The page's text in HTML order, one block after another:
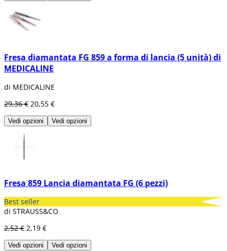
Fresa diamantata FG 859 a forma di lancia (5 unità) di
MEDICALINE
di MEDICALINE
29,36 € 20,55 €
Vedi opzioni Vedi opzioni
Fresa 859 Lancia diamantata FG (6 pezzi)
Best seller
di STRAUSS&CO
2,52 € 2,19 €
Vedi opzioni Vedi opzioni